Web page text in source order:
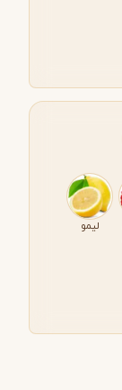
لیمو